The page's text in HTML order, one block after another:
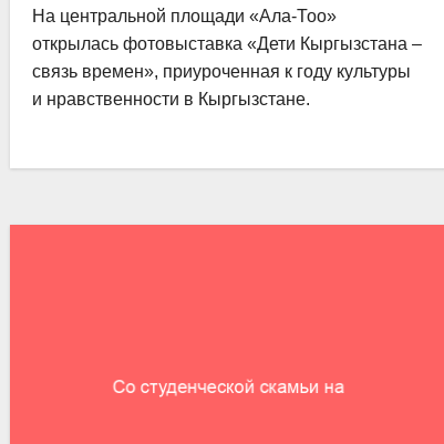
На центральной площади «Ала-Тоо»
открылась фотовыставка «Дети Кыргызстана –
связь времен», приуроченная к году культуры
и нравственности в Кыргызстане.